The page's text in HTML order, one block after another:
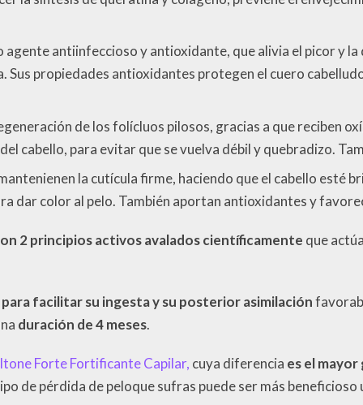
agente antiinfeccioso y antioxidante, que alivia el picor y
Sus propiedades antioxidantes protegen el cuero
de los folícluos pilosos, gracias a que reciben
cabello, para evitarque se vuelva débil y quebradizo.
la cutícula firme, haciendo que el cabello esté
dar color al pelo. También aportan antioxidantes y
2 principios activos avalados científicamente que
facilitar su ingesta y su posterior asimilación
duración de 4 meses.
Forte Fortificante Capilar, cuya diferencia es el
de pérdida de peloque sufras puede ser más beneficioso